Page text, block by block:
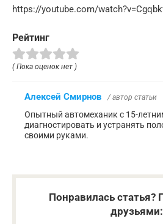
https://youtube.com/
Рейтинг
( Пока оценок нет )
Алексей Смирнов / автор статьи
Опытный автомеханик с 15-
диагностировать и устранять
своими руками.
Понравилась статья?
друзьями: